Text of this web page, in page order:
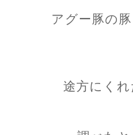
アグー豚の
途方にく